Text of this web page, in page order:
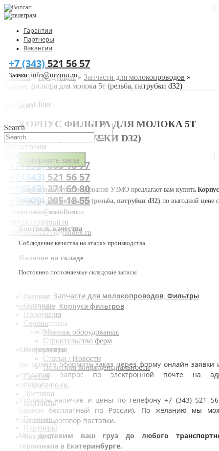
Гарантии
Партнеры
Вакансии
+7 (343) 521 56 57
Заявки:info@urzmo.ru
Search
+7 (993)603 18 77
+7 (343) 521 56 57
+7 (343)271 60 80
+7 (900)205 18 55
Заявки:info@urzmo.ru
90020518@mail.ru
m9936031877@yandex.ru
Главная
О заводе
Продукция
Сервис
Монтаж оборудования
Строительство ферм
Информация
Статьи / Новости
Политика конфиденциальности
Галерея
Оплата
Доставка
Контакты
Гарантии
Партнеры
Вакансии
Главная»Продукция» Запчасти для молокопроводов »
Корпус фильтра для молока 5т (резьба, патрубки d32)
КОРПУС ФИЛЬТРА ДЛЯ МОЛОКА 5Т
(РЕЗЬБА, ПАТРУБКИ D32)
Оформить заказ
Завод молочного оборудование УЗМО предлагает вам купитьКорпус
фильтра для молока 5т (резьба, патрубки d32) по выгодной цене с
доставкой всей России.
Контроль качества
Соблюдение качества на этапах производства
Наличие на складе
Постоянно пополняемые складские запасы
Категории: Запчасти для молокопроводов Фильтры
молочные Корпуса фильтров
Доставка
Оплата
Как заказать
Вы можете оформить заказ через форму онлайн заявки
отправив запрос по электронной почте на
info@urzmo.ru.
Уточните наличие и цены по телефону +7 (343) 521
(звонок бесплатный по России). По желанию мы
составить договор поставки.
Мы доставим ваш груз до любого
терминала в Екатеринбурге.